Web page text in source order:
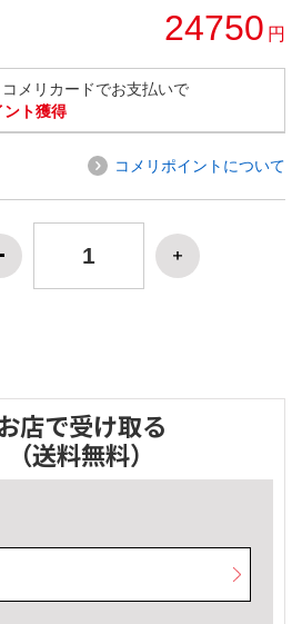
24750 円
メリカードでお支払いで
ント獲得
コメリポイントについて
店で受け取る
（送料無料）